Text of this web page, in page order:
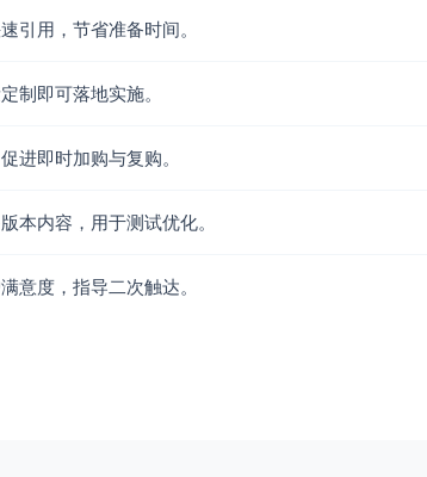
引用，节省准备时间。
制即可落地实施。
进即时加购与复购。
本内容，用于测试优化。
意度，指导二次触达。